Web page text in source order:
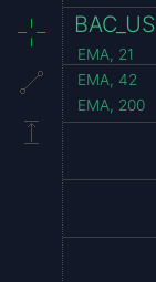
BAC_US
EMA, 21
EMA, 42
EMA, 200